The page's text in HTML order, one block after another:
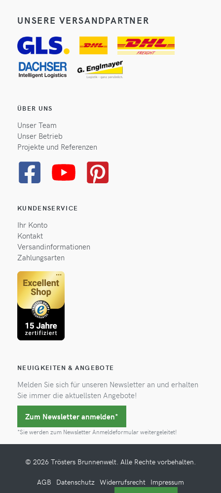
UNSERE VERSANDPARTNER
ÜBER UNS
Unser Team
Unser Betrieb
Projekte und Referenzen
KUNDENSERVICE
Ihr Konto
Kontakt
Versandinformationen
Zahlungsarten
NEUIGKEITEN & ANGEBOTE
Melden Sie sich für unseren Newsletter an und erhalten
Sie immer die aktuellsten Angebote!
Zum Newsletter anmelden*
*Sie werden zum Newsletter Anmeldeformular weitergeleitet!
© 2026 Trösters Brunnenwelt. Alle Rechte vorbehalten.
AGB Datenschutz Widerrufsrecht Impressum